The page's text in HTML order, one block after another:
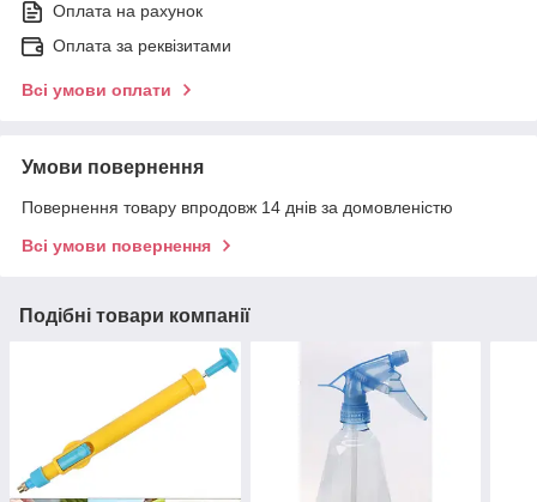
Оплата на рахунок
Оплата за реквізитами
Всі умови оплати
Умови повернення
Повернення товару впродовж 14 днів за домовленістю
Всі умови повернення
Подібні товари компанії